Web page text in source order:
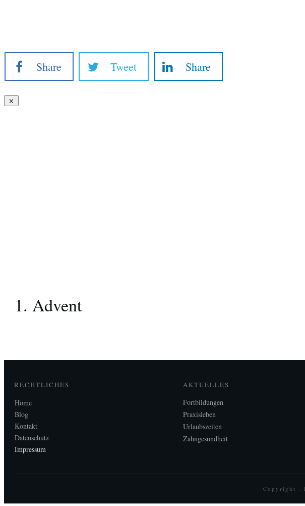
Share Tweet Share
1. Advent
RECHTLICHES
Home
Blog
Kontakt
Datenschutz
Impressum
AKTUELLES
Fortbildungen
Praxisleben
Urlaubszeiten
Zahngesundheit
Copyright .